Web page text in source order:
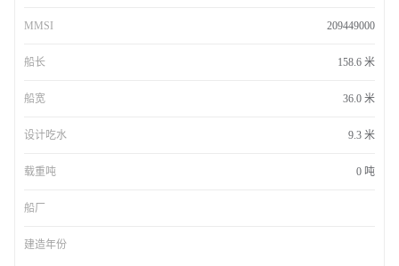
MMSI 209449000
船长 158.6 米
船宽 36.0 米
设计吃水 9.3 米
载重吨 0 吨
船厂
建造年份